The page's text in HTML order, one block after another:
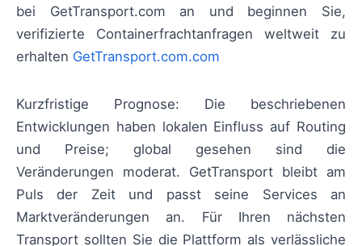
bei GetTransport.com an und beginnen Sie,
verifizierte Containerfrachtanfragen weltweit zu
erhalten GetTransport.com.com
Kurzfristige Prognose: Die beschriebenen
Entwicklungen haben lokalen Einfluss auf Routing
und Preise; global gesehen sind die
Veränderungen moderat. GetTransport bleibt am
Puls der Zeit und passt seine Services an
Marktveränderungen an. Für Ihren nächsten
Transport sollten Sie die Plattform als verlässliche